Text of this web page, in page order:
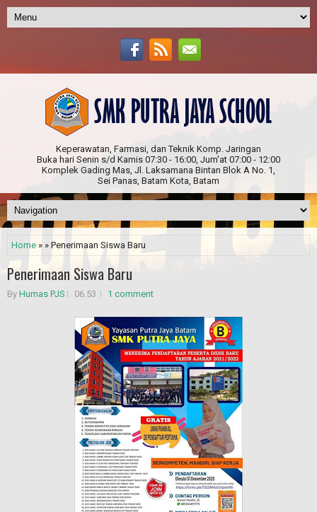
Keperawatan, Farmasi, dan Teknik Komp. Jaringan
Buka hari Senin s/d Kamis 07:30 - 16:00, Jum'at 07:00 - 12:00
Komplek Gading Mas, Jl. Laksamana Bintan Blok A No. 1,
Sei Panas, Batam Kota, Batam
Home » » Penerimaan Siswa Baru
Penerimaan Siswa Baru
By Humas PJS 06.53 1 comment